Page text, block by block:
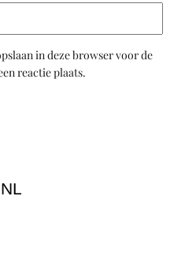
in deze browser voor de
reactie plaats.